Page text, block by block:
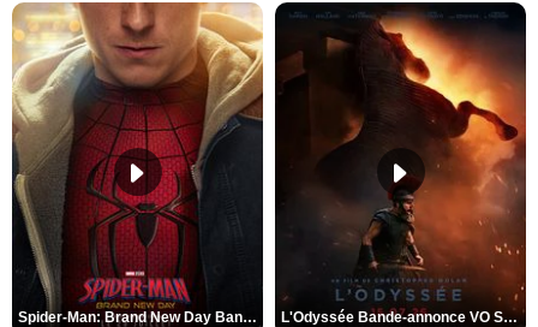
Spider-Man: Brand New Day Bande-annonce VO STFR L'Odyssée Bande-annonce VO STFR